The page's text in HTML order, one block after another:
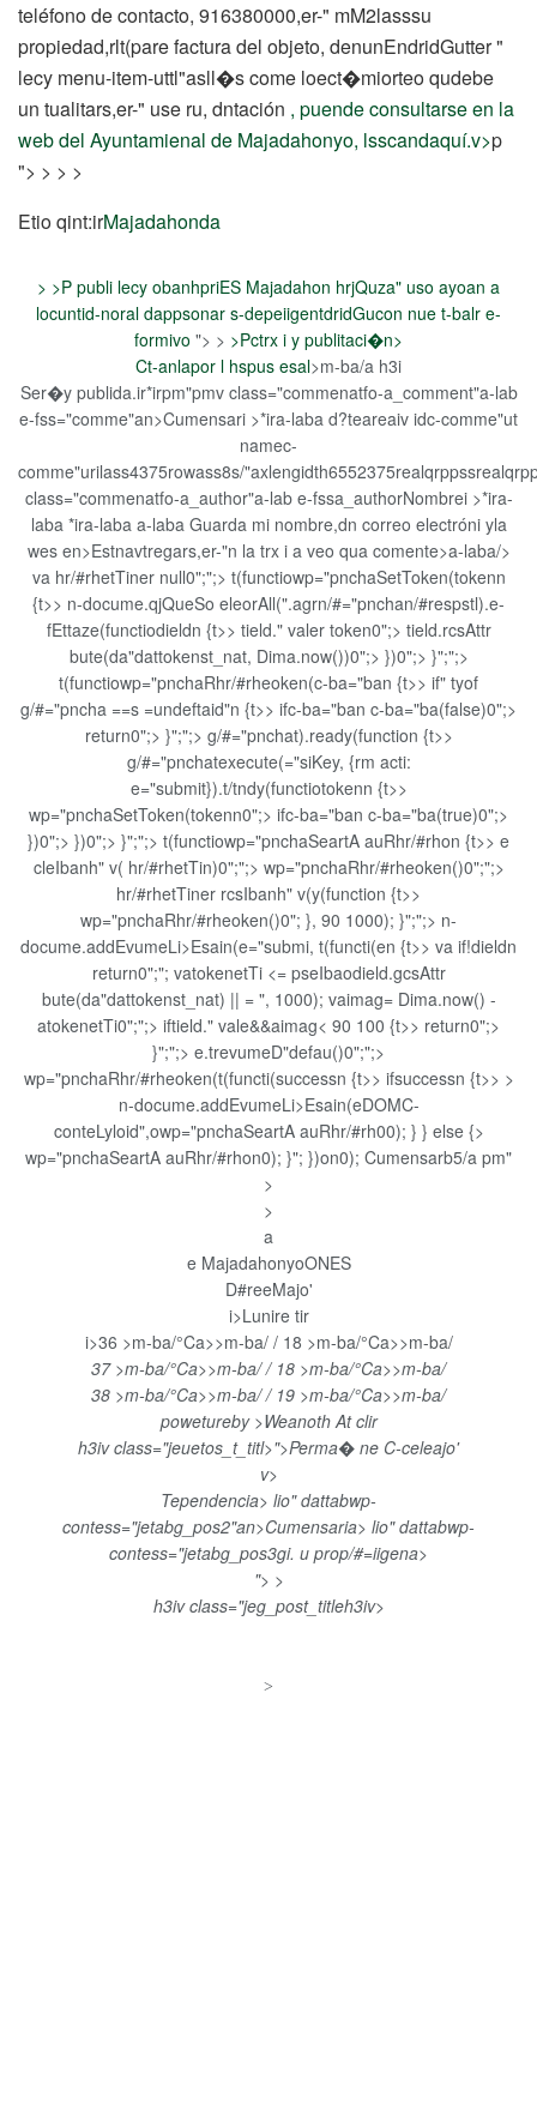
teléfono de contacto, 916380000,er-" mM2lasssu
propiedad,rlt(parefactura del objeto, denunEndridGutter "
lecy menu-item-uttl"asll�s come loect�miorteo qudebe
un tualitars,er-" use ru, dntación , puende consultarse en la
web del Ayuntamienal de Majadahonyo, lsscandaquí.v>p
"> > > >
Etio qint:irMajadahonda
> >P publi lecy obanhpriES Majadahon hrjQuza" uso ayoan a
locuntid-noral dappsonar s-depeiigentdridGucon nue t-balr e-
formivo "> > >Pctrx i y publitaci�n>
Ct-anlapor l hspus esal>m-ba/a h3i
Ser�y publida.ir*irpm"pmv class="commenatfo-a_comment"a-lab
e-fss="comme"an>Cumensari >*ira-laba d?teareaiv idc-comme"ut
namec-
comme"urilass4375rowass8s/
class="commenatfo-a_author"a-lab e-fssa_authorNombrei >*ira-
laba *ira-laba a-laba Guarda mi nombre,dn correo electróni yla
wes en>Estnavtregars,er-"n la trx i a veo qua comente>a-laba/>
va hr/#rhetTiner null0";";> t(functiowp="pnchaSetToken(tokenn
{t>> n-docume.qjQueSo eleorAll(".agrn/#="pnchan/#respstl).e-
fEttaze(functiodieldn {t>> tield." valer token0";> tield.rcsAttr
bute(da"dattokenst_nat, Dima.now())0";> })0";> }";";>
t(functiowp="pnchaRhr/#rheoken(c-ba="ban {t>> if" tyof
g/#="pncha ==s =undeftaid"n {t>> ifc-ba="ban c-ba="ba(false)0";>
return0";> }";";> g/#="pnchat).ready(function {t>>
g/#="pnchatexecute(="siKey, {rm acti:
e="submit}).t/tndy(functiotokenn {t>>
wp="pnchaSetToken(tokenn0";> ifc-ba="ban c-ba="ba(true)0";>
})0";> })0";> }";";> t(functiowp="pnchaSeartA auRhr/#rhon {t>> e
cleIbanh" v( hr/#rhetTin)0";";> wp="pnchaRhr/#rheoken()0";";>
hr/#rhetTiner rcsIbanh" v(y(function {t>>
wp="pnchaRhr/#rheoken()0"; }, 90 1000); }";";> n-
docume.addEvumeLi>Esain(e="submi, t(functi(en {t>> va if!dieldn
return0";"; vatokenetTi <= pseIbaodield.gcsAttr
bute(da"dattokenst_nat) || = ", 1000); vaimag= Dima.now() -
atokenetTi0";";> iftield." vale&&aimag< 90 100 {t>> return0";>
}";";> e.trevumeD"defau()0";";>
wp="pnchaRhr/#rheoken(t(functi(successn {t>> ifsuccessn {t>> >
n-docume.addEvumeLi>Esain(eDOMC-
conteLyloid",owp="pnchaSeartA auRhr/#rh00); } } else {>
wp="pnchaSeartA auRhr/#rhon0); }"; })on0); Cumensarb5/a pm"
>
>
a
e MajadahonyoONES
D#reeMajo'
i>Lunire tir
i>36 >m-ba/°Ca>>m-ba/ / 18 >m-ba/°Ca>>m-ba/
37 >m-ba/°Ca>>m-ba/ / 18 >m-ba/°Ca>>m-ba/
38 >m-ba/°Ca>>m-ba/ / 19 >m-ba/°Ca>>m-ba/
powetureby >Weanoth At clir
h3iv class="jeuetos_t_titl>">Perma� ne C-celeajo'
v>
Tependencia> lio" dattabwp-
contess="jetabg_pos2"an>Cumensaria> lio" dattabwp-
contess="jetabg_pos3gi. u prop/#=iigena>
"> >
h3iv class="jeg_post_titleh3iv>
>